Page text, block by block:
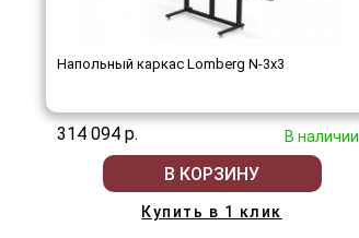
Напольный каркас Lomberg N-3х3
314 094 р. В наличии
В КОРЗИНУ
Купить в 1 клик